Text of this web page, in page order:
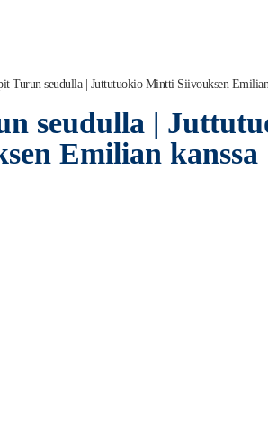
Turun seudulla | Juttutuokio Mintti Siivouksen Emilian
seudulla |
Emilian kanssa